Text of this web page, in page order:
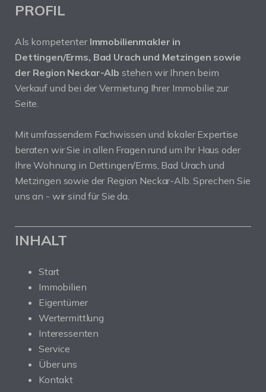
PROFIL
Als kompetenter Immobilienmakler in
Dettingen/Erms, Bad Urach und Metzingen sowie
der Region Neckar-Alb stehen wir Ihnen beim
Verkauf und bei der Vermietung Ihrer Immobilie zur
Seite.
Mit umfassendem Fachwissen und lokaler Expertise
beraten wir Sie in allen Fragen rund um Ihr Haus oder
Ihre Wohnung in Dettingen/Erms, Bad Urach und
Metzingen sowie der Region Neckar-Alb. Sprechen Sie
uns an - wir sind für Sie da.
INHALT
Start
Immobilien
Eigentümer
Wertermittlung
Interessenten
Service
Über uns
Kontakt